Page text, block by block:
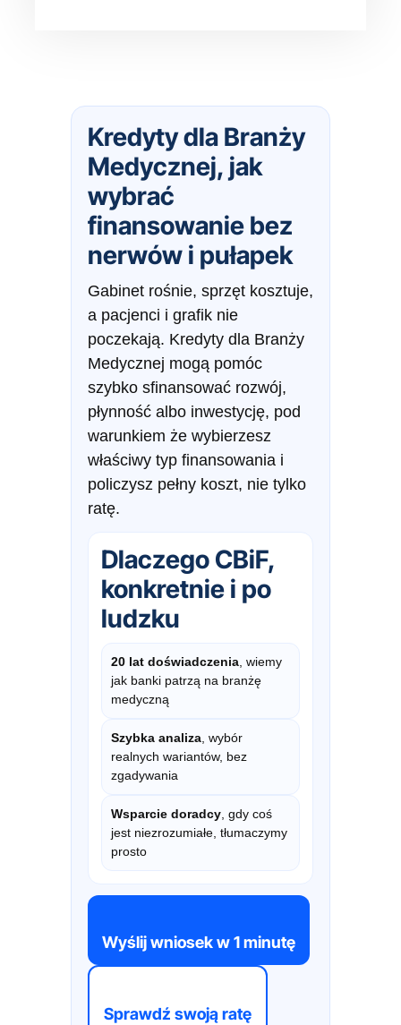
Kredyty dla Branży
Medycznej, jak
wybrać
finansowanie bez
nerwów i pułapek
Gabinet rośnie, sprzęt kosztuje,
a pacjenci i grafik nie
poczekają. Kredyty dla Branży
Medycznej mogą pomóc
szybko sfinansować rozwój,
płynność albo inwestycję, pod
warunkiem że wybierzesz
właściwy typ finansowania i
policzysz pełny koszt, nie tylko
ratę.
Dlaczego CBiF,
konkretnie i po
ludzku
20 lat doświadczenia , wiemy
jak banki patrzą na branżę
medyczną
Szybka analiza , wybór
realnych wariantów, bez
zgadywania
Wsparcie doradcy , gdy coś
jest niezrozumiałe, tłumaczymy
prosto
Wyślij wniosek w 1 minutę
Sprawdź swoją ratę